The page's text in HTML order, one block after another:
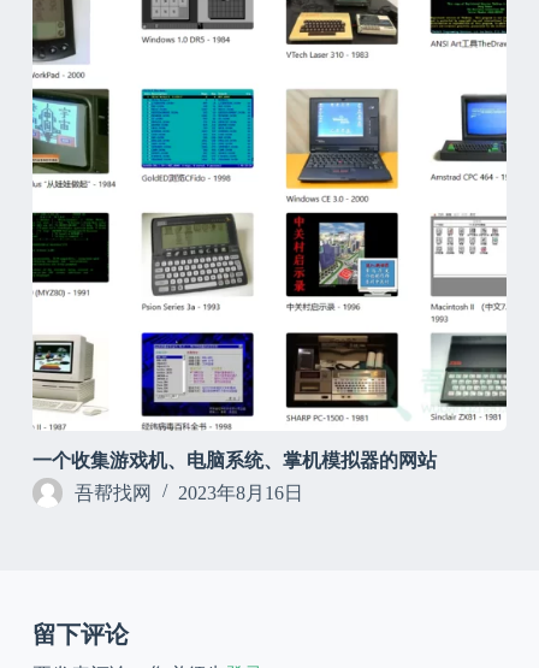
一个收集游戏机、电脑系统、掌机模拟器的网站
吾帮找网
2023年8月16日
留下评论